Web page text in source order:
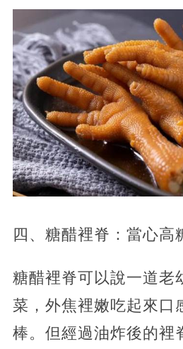
四、糖醋裡脊：當心高
糖醋裡脊可以說一道老
菜，外焦裡嫩吃起來口
棒。但經過油炸後的裡